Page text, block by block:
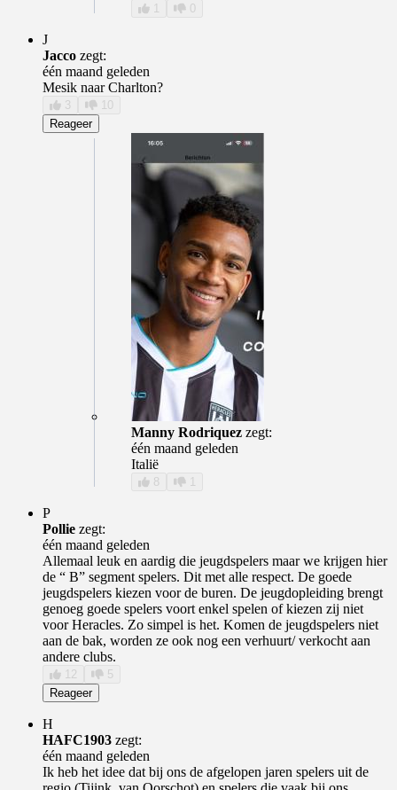
1 0
J
Jacco zegt:
één maand geleden
Mesik naar Charlton?
3
10
Reageer
Manny Rodriquez zegt:
één maand geleden
Italië
8 1
P
Pollie zegt:
één maand geleden
Allemaal leuk en aardig die jeugdspelers maar we krijgen hier
de “ B” segment spelers. Dit met alle respect. De goede
jeugdspelers kiezen voor de buren. De jeugdopleiding brengt
genoeg goede spelers voort enkel spelen of kiezen zij niet
voor Heracles. Zo simpel is het. Komen de jeugdspelers niet
aan de bak, worden ze ook nog een verhuurt/ verkocht aan
andere clubs.
12
5
Reageer
H
HAFC1903 zegt:
één maand geleden
Ik heb het idee dat bij ons de afgelopen jaren spelers uit de